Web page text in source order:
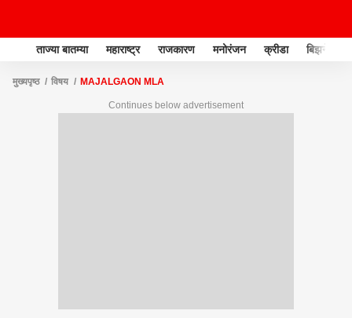
ताज्या बातम्या महाराष्ट्र राजकारण मनोरंजन क्रीडा बिझनेस
मुख्यपृष्ठ विषय MAJALGAON MLA
Continues below advertisement